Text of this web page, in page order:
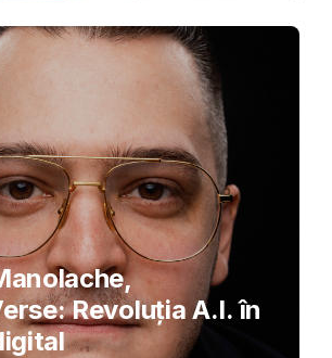
Revoluția A.I. în